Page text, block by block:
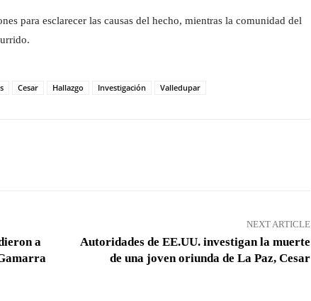
para esclarecer las causas del hecho, mientras la comunidad del
Cesar Hallazgo Investigación Valledupar
a
NEXT ARTICLE
Autoridades de EE.UU. investigan la muerte
de una joven oriunda de La Paz, Cesar